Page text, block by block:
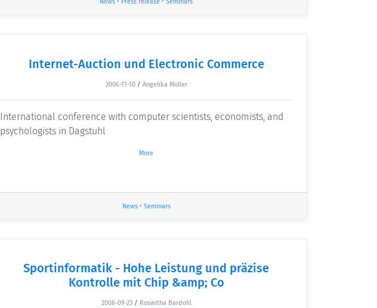
News • Press release • Seminars
Internet-Auction und Electronic Commerce
2006-11-10 / Angelika Müller
International conference with computer scientists, economists, and
psychologists in Dagstuhl
More
News• Seminars
Sportinformatik - Hohe Leistung und präzise
Kontrolle mit Chip &amp; Co
2006-09-23 / Roswitha Bardohl